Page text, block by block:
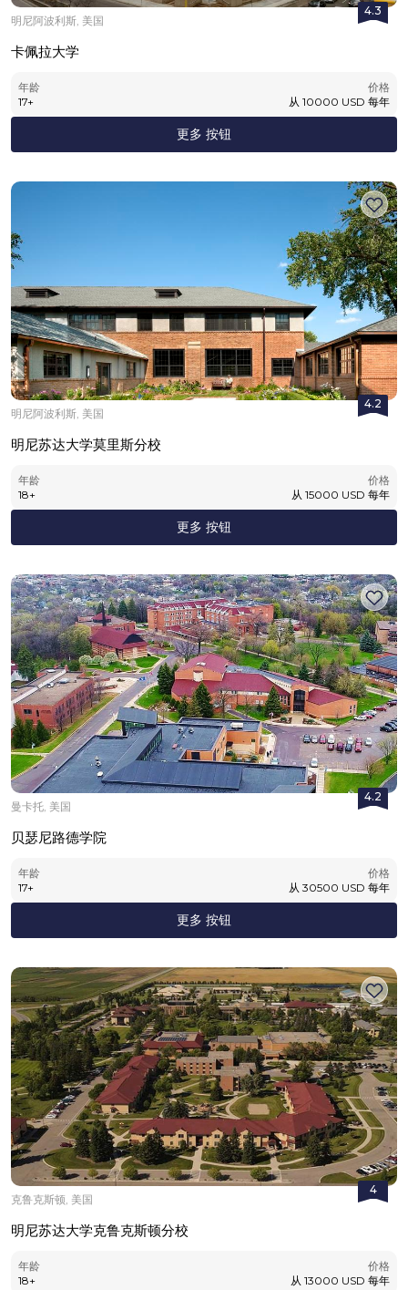
4.3
明尼阿波利斯, 美国
卡佩拉大学
年龄
17+
价格
从 10000 USD 每年
更多 按钮
4.2
明尼阿波利斯, 美国
明尼苏达大学莫里斯分校
年龄
18+
价格
从 15000 USD 每年
更多 按钮
4.2
曼卡托, 美国
贝瑟尼路德学院
年龄
17+
价格
从 30500 USD 每年
更多 按钮
4
克鲁克斯顿, 美国
明尼苏达大学克鲁克斯顿分校
年龄
18+
价格
从 13000 USD 每年